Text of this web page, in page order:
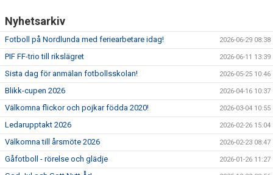
Nyhetsarkiv
Fotboll på Nordlunda med feriearbetare idag! 2026-06-29 08:38
PIF FF-trio till rikslägret 2026-06-11 13:39
Sista dag för anmälan fotbollsskolan! 2026-05-25 10:46
Blikk-cupen 2026 2026-04-16 10:37
Välkomna flickor och pojkar födda 2020! 2026-03-04 10:55
Ledarupptakt 2026 2026-02-26 15:04
Välkomna till årsmöte 2026 2026-02-23 08:47
Gåfotboll - rörelse och glädje 2026-01-26 11:27